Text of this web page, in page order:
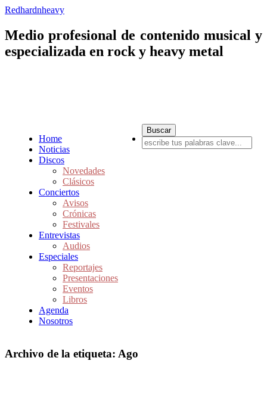
Redhardnheavy
Medio profesional de contenido musical y
especializada en rock y heavy metal
Home
Noticias
Discos
Novedades
Clásicos
Conciertos
Avisos
Crónicas
Festivales
Entrevistas
Audios
Especiales
Reportajes
Presentaciones
Eventos
Libros
Agenda
Nosotros
Archivo de la etiqueta: Ago